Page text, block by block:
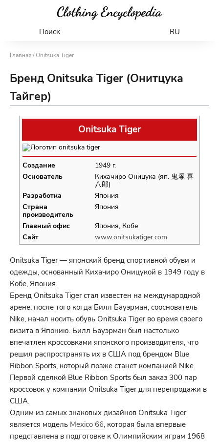
Поиск RU
Главная/ Onitsuka Tiger
Бренд Onitsuka Tiger (Онитцука
Тайгер)
Onitsuka Tiger
Создание
1949 г.
Основатель
Кихачиро Оницука (яп. 鬼塚 喜
八郎)
Разработка
Япония
Страна
производитель
Япония
Главный офис
Япония, Кобе
Сайт
www.onitsukatiger.com
Onitsuka Tiger — японский бренд спортивной обуви и
одежды, основанный Кихачиро Оницукой в 1949 году в
Кобе, Япония.
Бренд Onitsuka Tiger стал известен на международной
арене, после того когда Билл Бауэрман, сооснователь
Nike, начал носить обувь Onitsuka Tiger во время своего
визита в Японию. Билл Бауэрман был настолько
впечатлен кроссовками японского производителя, что
решил распространять их в США под брендом Blue
Ribbon Sports, который позже станет компанией Nike.
Первой сделкой Blue Ribbon Sports был заказ 300 пар
кроссовок у компании Onitsuka Tiger для перепродажи в
США.
Одним из самых знаковых дизайнов Onitsuka Tiger
является модель Mexico 66, которая была впервые
представлена в подготовке к Олимпийским играм 1968